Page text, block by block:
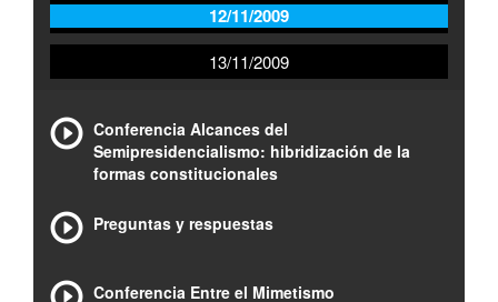
12/11/2009
13/11/2009
Conferencia Alcances del
Semipresidencialismo: hibridización de la
formas constitucionales
Preguntas y respuestas
Conferencia Entre el Mimetismo